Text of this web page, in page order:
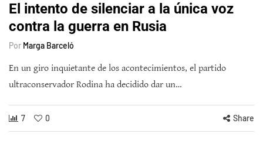
El intento de silenciar a la única voz
contra la guerra en Rusia
Por Marga Barceló
En un giro inquietante de los acontecimientos, el partido
ultraconservador Rodina ha decidido dar un…
7 0 Share